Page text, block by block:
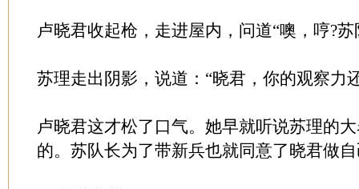
卢晓君收起枪，走进屋内，问道“噢，哼?
苏理走出阴影，说道：“晓君，你的观察力
卢晓君这才松了口气。她早就听说苏理的
的。苏队长为了带新兵也就同意了晓君做